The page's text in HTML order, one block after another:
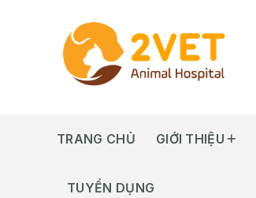
TRANG CHỦ GIỚI THIỆU
TUYỂN DỤNG